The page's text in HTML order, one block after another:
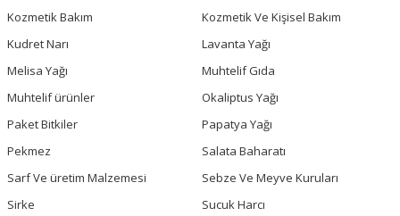
Kozmetik Bakım
Kozmetik Ve Kişisel Bakım
Kudret Narı
Lavanta Yağı
Melisa Yağı
Muhtelif Gıda
Muhtelif ürünler
Okaliptus Yağı
Paket Bitkiler
Papatya Yağı
Pekmez
Salata Baharatı
Sarf Ve üretim Malzemesi
Sebze Ve Meyve Kuruları
Sirke
Sucuk Harcı